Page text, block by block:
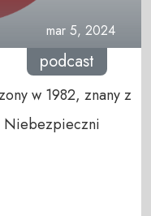
mar 5, 2024
podcast
w 1982, znany z
Niebezpieczni